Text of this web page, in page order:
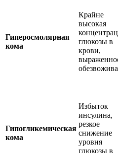
Гиперосмолярная
кома
Крайне
высокая
глюкозы в
крови,
Гипогликемическая
кома
Избыток
инсулина,
резкое
снижение
уровня
глюкозы в